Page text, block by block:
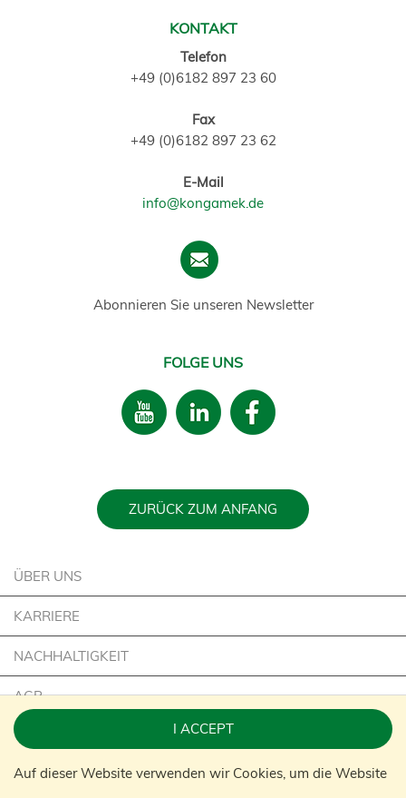
I ACCEPT
Auf dieser Website verwenden wir Cookies, um die Website
KONTAKT
Telefon
+49 (0)6182 897 23 60
Fax
+49 (0)6182 897 23 62
E-Mail
info@kongamek.de
Abonnieren Sie unseren Newsletter
FOLGE UNS
ZURÜCK ZUM ANFANG
ÜBER UNS
KARRIERE
NACHHALTIGKEIT
AGB
IMPRESSUM
KONTAKT